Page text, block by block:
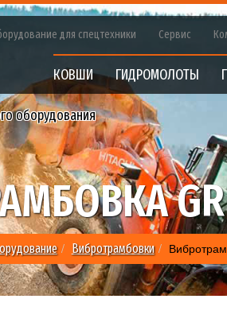
для спецтехники Сервис
КОВШИ ГИДРОМОЛОТЫ
оборудования
Вибротрамбовки